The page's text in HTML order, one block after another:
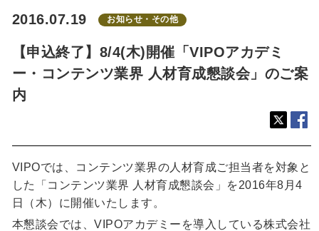
2016.07.19 お知らせ・その他
【申込終了】8/4(木)開催「VIPOアカデミ
ー・コンテンツ業界 人材育成懇談会」のご案
内
VIPOでは、コンテンツ業界の人材育成ご担当者を対象と
した「コンテンツ業界 人材育成懇談会」を2016年8月4
日（木）に開催いたします。
本懇談会では、VIPOアカデミーを導入している株式会社